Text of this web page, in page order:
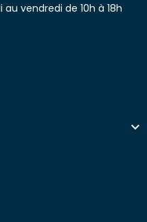
vendredi de 10h à 18h
